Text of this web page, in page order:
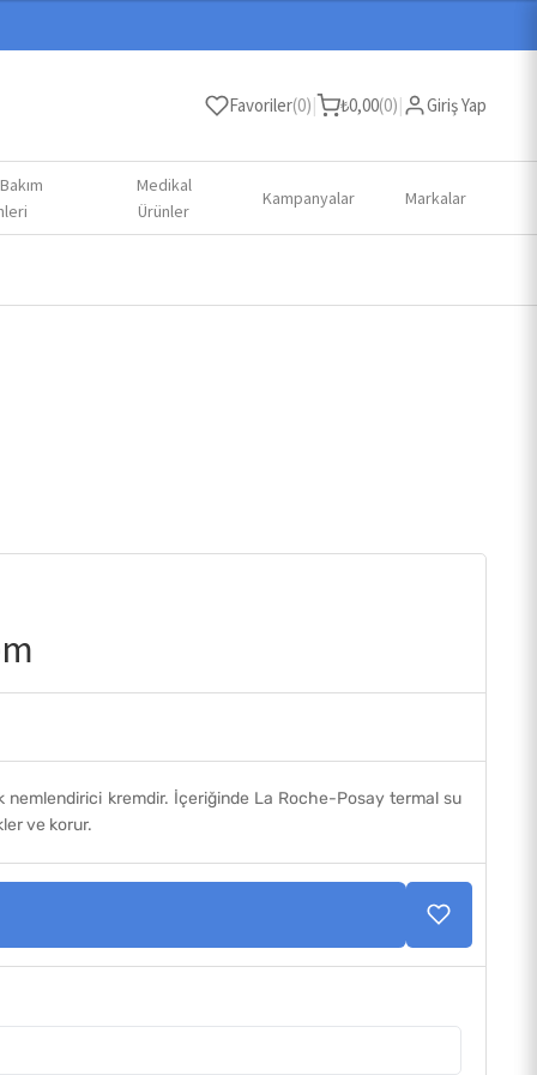
Favoriler(0)| ₺0,00(0)| Giriş Yap
Medikal
Ürünler
Kampanyalar Markalar
kremdir. İçeriğinde La Roche-Posay termal su
ve korur.